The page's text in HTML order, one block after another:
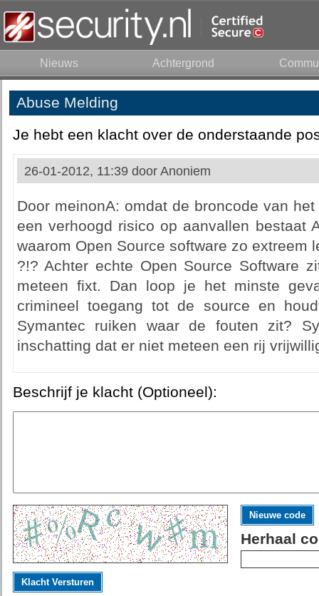
Nieuws Achtergrond
Abuse Melding
Je hebt een klacht over de onderstaande
26-01-2012, 11:39 door Anoniem
Door meinonA: omdat de broncode van
een verhoogd risico op aanvallen bestaat
waarom Open Source software zo extreem
?!? Achter echte Open Source Software
meteen fixt. Dan loop je het minste
crimineel toegang tot de source en
Symantec ruiken waar de fouten zit?
inschatting dat er niet meteen een rij
Beschrijf je klacht (Optioneel):
Nieuwe code
Herhaal
Klacht Versturen